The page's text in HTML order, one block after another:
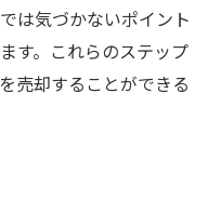
は気づかないポイント
す。これらのステップ
売却することができる